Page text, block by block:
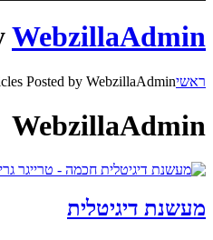
WebzillaAdmin
ראשיPosted by WebzillaAdmin
WebzillaAdmin
מעשנת דיגיטלית